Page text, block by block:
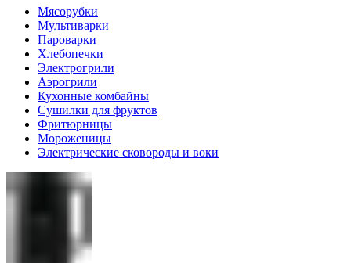
Мясорубки
Мультиварки
Пароварки
Хлебопечки
Электрогрили
Аэрогрили
Кухонные комбайны
Сушилки для фруктов
Фритюрницы
Мороженицы
Электрические сковороды и воки